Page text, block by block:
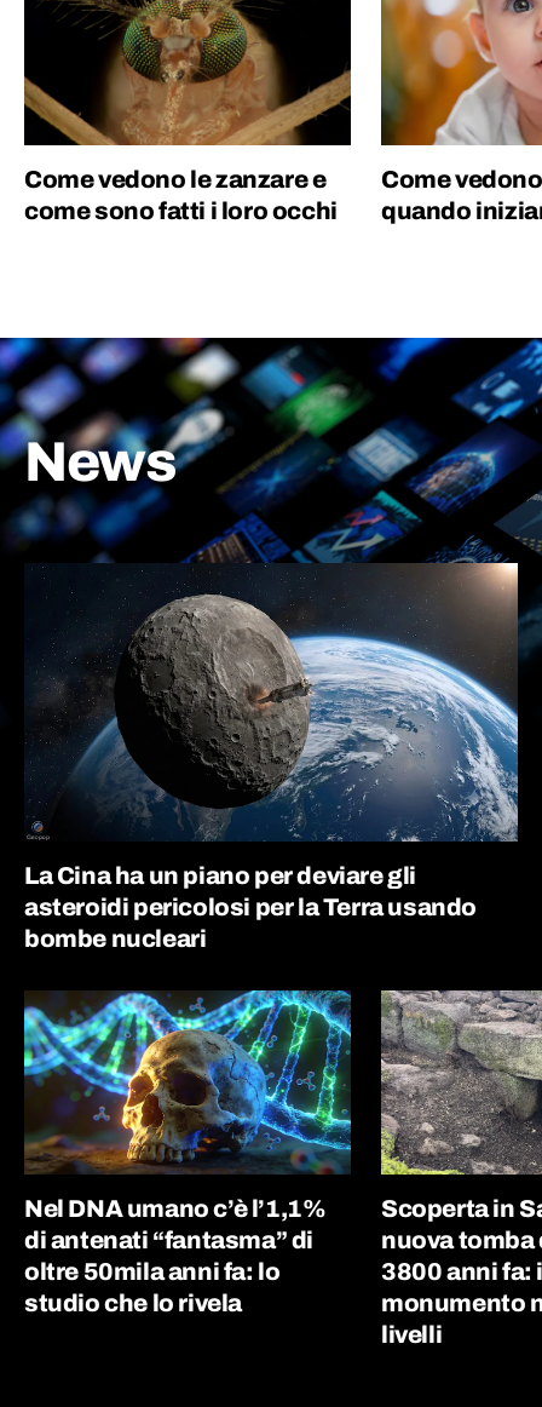
Come vedono le zanzare e
come sono fatti i loro occhi
Come
quando
News
La Cina ha un piano per deviare gli
asteroidi pericolosi per la Terra usando
bombe nucleari
Nel DNA umano c’è l’1,1%
di antenati “fantasma” di
oltre 50mila anni fa: lo
studio che lo rivela
Scoperta in
nuova tomba
3800 anni fa:
monumento
livelli